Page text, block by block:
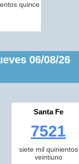
quince
06/08/26
Santa Fe
7521
siete mil quinientos
veintiuno